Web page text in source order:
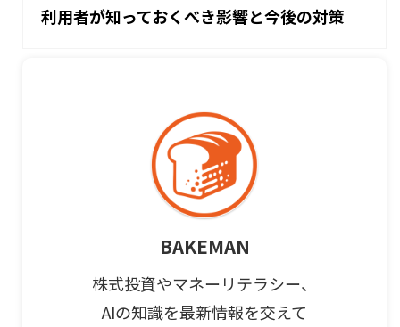
利用者が知っておくべき影響と今後の対策
BAKEMAN
株式投資やマネーリテラシー、
AIの知識を最新情報を交えて